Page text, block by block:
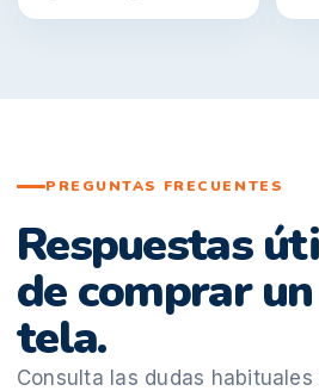
PREGUNTAS FRECUENTES
Respuestas
de comprar
tela.
Consulta las dudas